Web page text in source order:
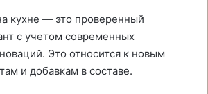
кухне — это проверенный
с учетом современных
Это относится к новым
и добавкам в составе.